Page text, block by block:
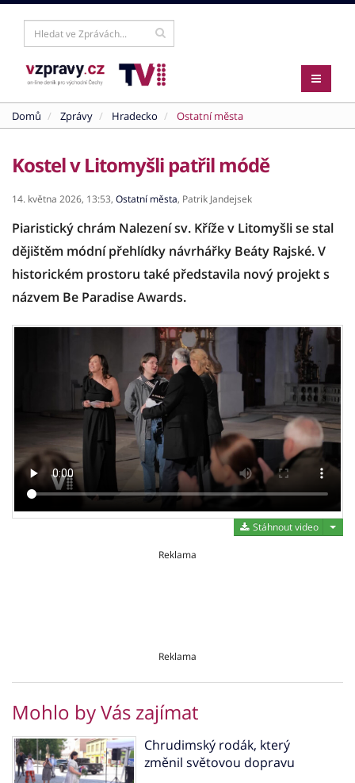
Domů Zprávy Hradecko Ostatní města
Kostel v Litomyšli patřil módě
14. května 2026, 13:53, Ostatní města, Patrik Jandejsek
Piaristický chrám Nalezení sv. Kříže v Litomyšli se stal
dějištěm módní přehlídky návrhářky Beáty Rajské. V
historickém prostoru také představila nový projekt s
názvem Be Paradise Awards.
Stáhnout video
Reklama
Reklama
Mohlo by Vás zajímat
Chrudimský rodák, který
změnil světovou dopravu